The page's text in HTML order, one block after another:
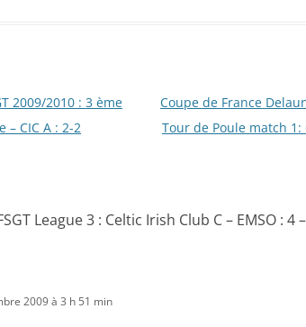
2009/2010 : 3 ème
– CIC A : 2-2
Coupe de France
Tour de Poule match 1:
League 3 : Celtic Irish Club C – EMSO : 4
2009 à 3 h 51 min